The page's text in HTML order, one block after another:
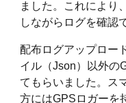
ました。これにより
しながらログを確認
配布ログアップロー
イル（Json）以外の
てもらいました。ス
方にはGPSロガーを